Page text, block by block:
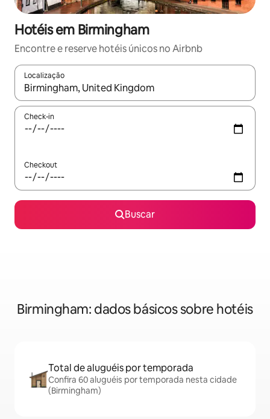
Hotéis em Birmingham
Encontre e reserve hotéis únicos no Airbnb
Localização
Quando os resultados estiverem disponíveis, explore-os
Check-in
Checkout
Buscar
Birmingham: dados básicos sobre hotéis
Total de aluguéis por temporada
Confira 60 aluguéis por temporada nesta cidade
(Birmingham)